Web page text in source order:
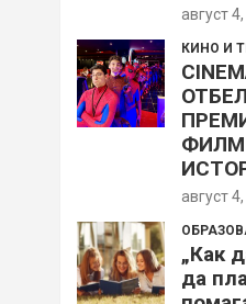
август
КИНО И
ФИЛМ
август
„Как
да